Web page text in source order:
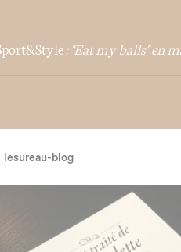
: "Eat my balls" en